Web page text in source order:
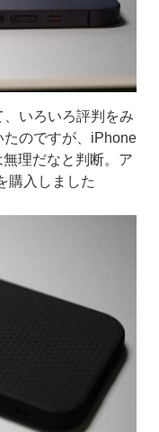
いろいろ評判をみ
のですが、iPhone
理だなと判断。ア
購入しました